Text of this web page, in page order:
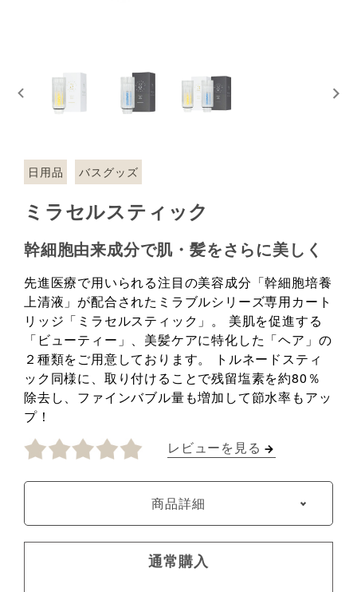
日用品 バスグッズ
ミラセルスティック
幹細胞由来成分で肌・髪をさらに美しく
先進医療で用いられる注目の美容成分「幹細胞培養
上清液」が配合されたミラブルシリーズ専用カート
リッジ「ミラセルスティック」。 美肌を促進する
「ビューティー」、美髪ケアに特化した「ヘア」の
２種類をご用意しております。 トルネードスティ
ック同様に、取り付けることで残留塩素を約80％
除去し、ファインバブル量も増加して節水率もアッ
プ！
レビューを見る
商品詳細
通常購入